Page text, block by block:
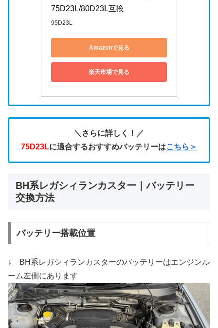
75D23L/80D23L互換
95D23L
Amazonで見る
楽天市場で見る
＼さらに詳しく！／
75D23Lに適合するおすすめバッテリーはこちら＞
BH系レガシィランカスター｜バッテリー
交換方法
バッテリー搭載位置
↓ BH系レガシィランカスターのバッテリーはエンジンル
ーム左側にあります